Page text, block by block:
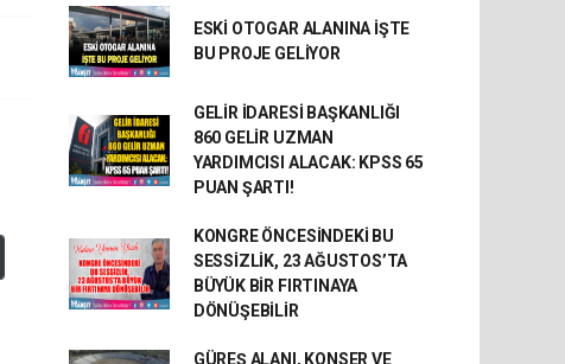
ESKİ OTOGAR ALANINA İŞTE
BU PROJE GELİYOR
GELİR İDARESİ BAŞKANLIĞI
860 GELİR UZMAN
YARDIMCISI ALACAK: KPSS 65
PUAN ŞARTI!
KONGRE ÖNCESİNDEKİ BU
SESSİZLİK, 23 AĞUSTOS’TA
BÜYÜK BİR FIRTINAYA
DÖNÜŞEBİLİR
GÜREŞ ALANI, KONSER VE